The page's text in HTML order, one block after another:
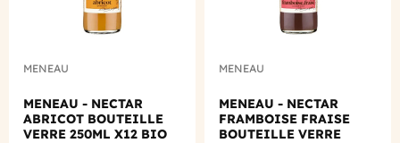
MENEAU
MENEAU - NECTAR
ABRICOT BOUTEILLE
VERRE 250ML X12 BIO
MENEAU
MENEAU - NECTAR
FRAMBOISE FRAISE
BOUTEILLE VERRE